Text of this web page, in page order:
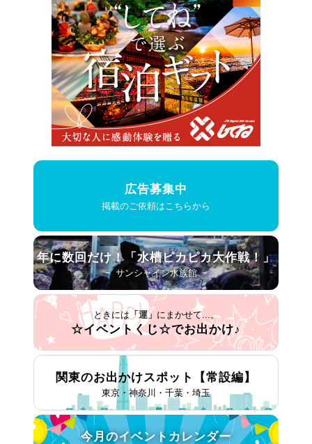
広告募集中
掲載のご依頼はこちらから
年に数回だけ！ 「水槽ピカピカ大作戦！」
− サンシャイン水族館 −
ときには 「運」 にまかせて...。
☆イベントくじ☆でお出かけ♪
関東のお出かけスポット 【常設編】
東京・神奈川・千葉・埼玉
今月のイベントカレンダー